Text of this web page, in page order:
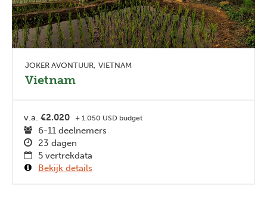
JOKER AVONTUUR VIETNAM
Vietnam
v.a. €2.020 + 1.050 USD budget
6-11 deelnemers
23 dagen
5 vertrekdata
Bekijk details